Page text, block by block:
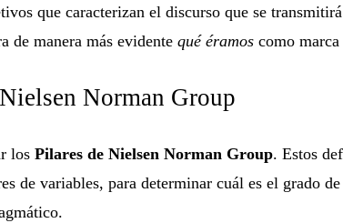
que caracterizan el discurso que se
de manera más evidente qué éramos como
Norman Group
los Pilares de Nielsen Norman Group. Estos
de variables, para determinar cuál es el grado